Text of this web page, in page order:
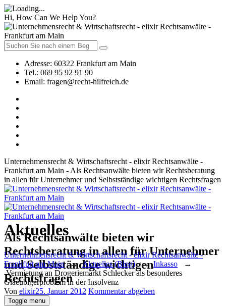
Hi, How Can We Help You?
Adresse: 60322 Frankfurt am Main
Tel.: 069 95 92 91 90
Email: fragen@recht-hilfreich.de
Unternehmensrecht & Wirtschaftsrecht - elixir Rechtsanwälte -
Frankfurt am Main - Als Rechtsanwälte bieten wir Rechtsberatung
in allen für Unternehmer und Selbstständige wichtigen Rechtsfragen
Als Rechtsanwälte bieten wir
Rechtsberatung in allen für Unternehmer
und Selbstständige wichtigen
Rechtsfragen
Toggle menu
Aktuelles
Unternehmensrecht & Wirtschaftsrecht - elixir Rechtsanwälte -
Frankfurt am Main →Aktuelles (Blog)→Inkasso →
Vermietung an Drogeriemarkt Schlecker als besonderes
Glaeubigerproblem in der Insolvenz
Author
Von elixirPosted
on
25. Januar 2012 Kommentar abgeben